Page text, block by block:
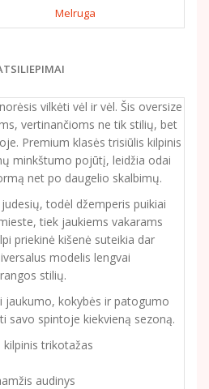
Melruga
vilkėti vėl ir vėl. Šis oversize
vertinančioms ne tik stilių, bet
Premium klasės trisiūlis kilpinis
minkštumo pojūtį, leidžia odai
net po daugelio skalbimų.
todėl džemperis puikiai
tiek jaukiems vakarams
priekinė kišenė suteikia dar
modelis lengvai
stilių.
jaukumo, kokybės ir patogumo
savo spintoje kiekvieną sezoną.
kilpinis trikotažas
audinys